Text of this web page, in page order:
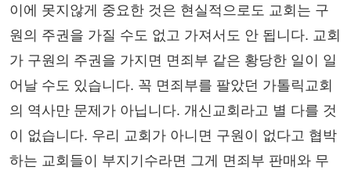
이에 못지않게 중요한 것은 현실적으로도 교회는 구
원의 주권을 가질 수도 없고 가져서도 안 됩니다. 교회
가 구원의 주권을 가지면 면죄부 같은 황당한 일이 일
어날 수도 있습니다. 꼭 면죄부를 팔았던 가톨릭교회
의 역사만 문제가 아닙니다. 개신교회라고 별 다를 것
이 없습니다. 우리 교회가 아니면 구원이 없다고 협박
하는 교회들이 부지기수라면 그게 면죄부 판매와 무